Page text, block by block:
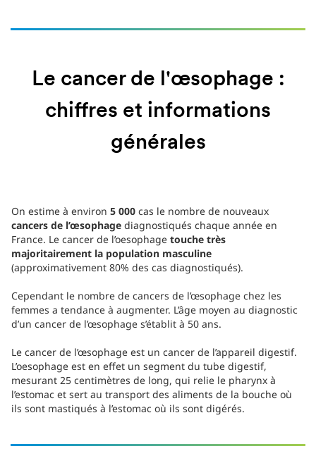
Le cancer de l'œsophage :
chiffres et informations
générales
On estime à environ 5 000 cas le nombre de nouveaux
cancers de l’œsophage diagnostiqués chaque année en
France. Le cancer de l’oesophage touche très
majoritairement la population masculine
(approximativement 80% des cas diagnostiqués).
Cependant le nombre de cancers de l’œsophage chez les
femmes a tendance à augmenter. L’âge moyen au diagnostic
d’un cancer de l’œsophage s’établit à 50 ans.
Le cancer de l’œsophage est un cancer de l’appareil digestif.
L’oesophage est en effet un segment du tube digestif,
mesurant 25 centimètres de long, qui relie le pharynx à
l’estomac et sert au transport des aliments de la bouche où
ils sont mastiqués à l’estomac où ils sont digérés.